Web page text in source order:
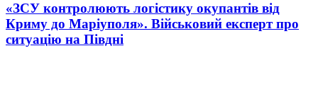
«ЗСУ контролюють логістику окупантів від
Криму до Маріуполя». Військовий експерт про
ситуацію на Півдні